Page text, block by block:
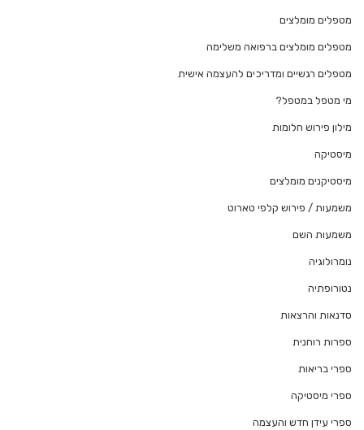
מטפלים מומלצים
מטפלים מומלצים ברפואה משלימה
מטפלים רגשיים ומדריכים להעצמה אישית
מי מטפל במטפל?
מילון פירוש חלומות
מיסטיקה
מיסטיקנים מומלצים
משמעות / פירוש קלפי טארוט
משמעות השם
נומרולוגיה
נטורופתיה
סדנאות והרצאות
ספרות רוחנית
ספרי בריאות
ספרי מיסטיקה
ספרי עידן חדש והעצמה